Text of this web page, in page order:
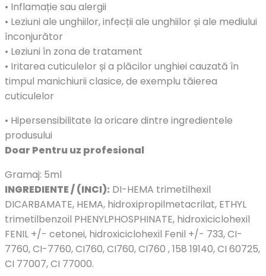
• Inflamație sau alergii
• Leziuni ale unghiilor, infecții ale unghiilor și ale mediului
înconjurător
• Leziuni în zona de tratament
• Iritarea cuticulelor și a plăcilor unghiei cauzată în
timpul manichiurii clasice, de exemplu tăierea
cuticulelor
• Hipersensibilitate la oricare dintre ingredientele
produsului
Doar Pentru uz profesional
Gramaj: 5ml
INGREDIENTE / (INCI): DI-HEMA trimetilhexil
DICARBAMATE, HEMA, hidroxipropilmetacrilat, ETHYL
trimetilbenzoil PHENYLPHOSPHINATE, hidroxiciclohexil
FENIL +/- cetonei, hidroxiciclohexil Fenil +/- 733, CI-
7760, CI-7760, CI760, CI760, CI760 , 158 19140, CI 60725,
CI 77007, CI 77000.